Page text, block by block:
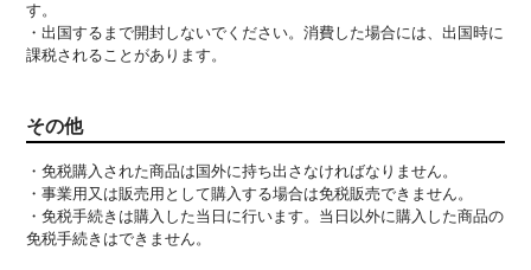
す。
出国するまで開封しないでください。消費した場合には、出国時に
課税されることがあります。
その他
免税購入された商品は国外に持ち出さなければなりません。
事業用又は販売用として購入する場合は免税販売できません。
免税手続きは購入した当日に行います。当日以外に購入した商品の
免税手続きはできません。